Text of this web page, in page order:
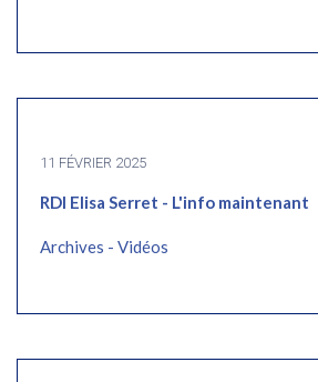
11 FÉVRIER 2025
RDI Elisa Serret - L'info maintenant
Archives - Vidéos